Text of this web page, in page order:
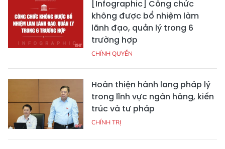
[Infographic] Công chức
không được bổ nhiệm làm
lãnh đạo, quản lý trong 6
trường hợp
CHÍNH QUYỀN
Hoàn thiện hành lang pháp lý
trong lĩnh vực ngân hàng, kiến
trúc và tư pháp
CHÍNH TRỊ